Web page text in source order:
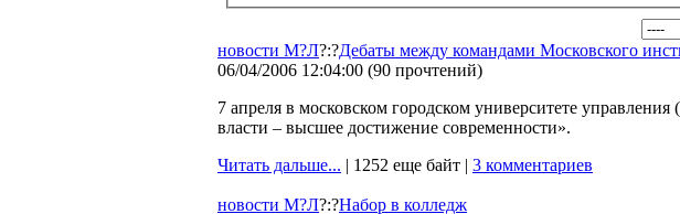
новости М?Л?:?Дебаты между командами Московского
06/04/2006 12:04:00 (90 прочтений)
7 апреля в московском городском университете
власти – высшее достижение современности».
Читать дальше... | 1252 еще байт | 3 комментариев
новости М?Л?:?Набор в колледж